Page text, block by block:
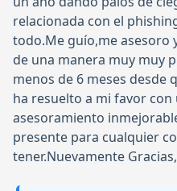
relacionada con el
todo.Me guío,me asesoro
de una manera muy muy
menos de 6 meses desde
ha resuelto a mi favor
asesoramiento
presente para cualquier
tener.Nuevamente